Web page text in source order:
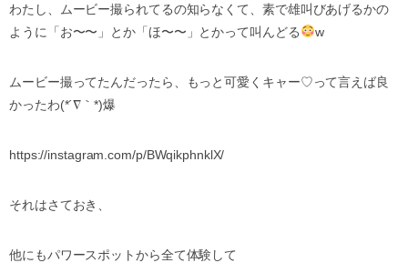
わたし、ムービー撮られてるの知らなくて、素で雄叫びあげるかの
ように「お〜〜」とか「ほ〜〜」とかって叫んどる
w
ムービー撮ってたんだったら、もっと可愛くキャー♡って言えば良
かったわ(*´∇｀*)爆
https://instagram.com/p/BWqikphnklX/
それはさておき、
他にもパワースポットから全て体験して